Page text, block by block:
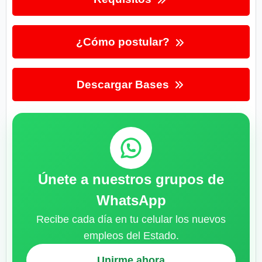
¿Cómo postular?
Descargar Bases
Únete a nuestros grupos de
WhatsApp
Recibe cada día en tu celular los nuevos
empleos del Estado.